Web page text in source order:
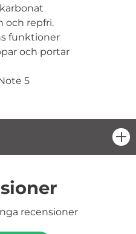
och repfri.
funktioner
och portar
5
recensioner